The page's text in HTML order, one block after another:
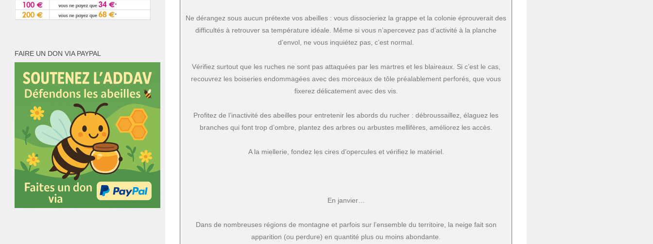
Ne dérangez sous aucun prétexte vos abeilles : vous dissocieriez la grappe et la colonie éprouverait des
difficultés à retrouver sa température idéale. Même si vous n’apercevez pas d’activité à la planche
d’envol, ne vous inquiétez pas, c’est normal.
Vérifiez surtout que les ruches ne sont pas attaquées par les martres et les blaireaux. Si c’est le cas,
recouvrez les boiseries endommagées avec des morceaux de tôle préalablement perforés, que vous
fixerez délicatement avec des vis.
Profitez de l’inactivité des abeilles pour entretenir les abords du rucher : débroussaillez, élaguez les
branches qui font trop d’ombre, plantez des arbres ou arbustes mellifères, améliorez les accès.
A la miellerie, fondez les cires d’opercules et vérifiez le matériel.
En janvier…
Dans de nombreuses régions de montagne et parfois sur l’ensemble du territoire, la neige fait son
apparition (ou perdure) en quantité plus ou moins abondante.
FAIRE UN DON VIA PAYPAL
martine laloi
il y a 3 ans
super sympas.
Nicole BICHAREL
efficacité en me
Caroline Laloi
il y a 4 ans